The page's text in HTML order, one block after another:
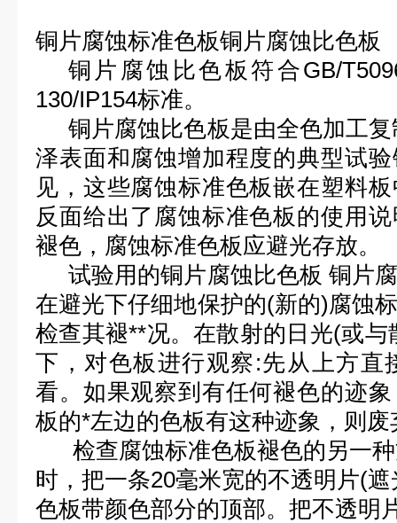
铜片腐蚀标准色板铜片腐蚀比色板
铜片腐蚀比色板符合GB/
130/IP154标准。
铜片腐蚀比色板是由全色加工
泽表面和腐蚀增加程度的典型试
见，这些腐蚀标准色板嵌在塑料
反面给出了腐蚀标准色板的使用
褪色，腐蚀标准色板应避光存放。
试验用的铜片腐蚀比色板 铜片
在避光下仔细地保护的(新的)腐蚀
检查其褪**况。在散射的日光(或
下，对色板进行观察:先从上方直
看。如果观察到有任何褪色的迹
板的*左边的色板有这种迹象，则
检查腐蚀标准色板褪色的另一种
时，把一条20毫米宽的不透明片(
色板带颜色部分的顶部。把不透明